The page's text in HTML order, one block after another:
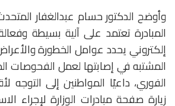
وأوضح الدكتور حسام عبدالغفار
المبادرة تعتمد على آلية بسيطة
إلكتروني يحدد عوامل الخطورة
المشتبه في إصابتها لعمل الفحوصات
الفوري، داعيًا المواطنين إلى
زيارة صفحة مبادرات الوزارة لإجراء